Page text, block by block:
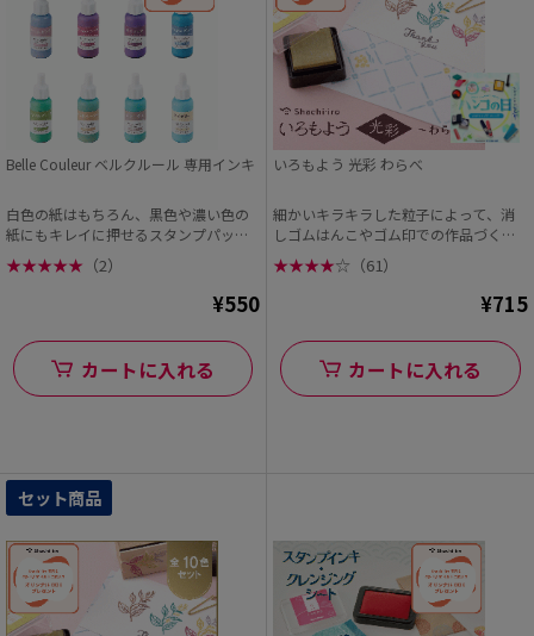
Belle Couleur ベルクルール 専用インキ
白色の紙はもちろん、黒色や濃い色の
紙にもキレイに押せるスタンプパッド
「Belle Cou...
★★★★★ （2）
¥550
カートに入れる
いろもよう 光彩 わらべ
細かいキラキラした粒子によって、消
しゴムはんこやゴム印での作品づくり
がランクアップ。 ...
★★★★☆ （61）
¥715
カートに入れる
セット商品